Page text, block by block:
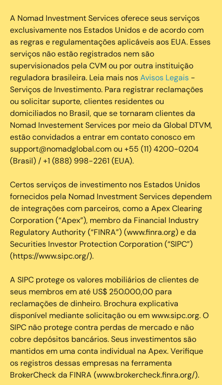
A Nomad Investment Services oferece seus serviços
exclusivamente nos Estados Unidos e de acordo com
as regras e regulamentações aplicáveis aos EUA. Esses
serviços não estão registrados nem são
supervisionados pela CVM ou por outra instituição
reguladora brasileira. Leia mais nosAvisos Legais -
Serviços de Investimento. Para registrar reclamações
ou solicitar suporte, clientes residentes ou
domiciliados no Brasil, que se tornaram clientes da
Nomad Investement Services por meio da Global DTVM,
estão convidados a entrar em contato conosco em
support@nomadglobal.com ou +55 (11) 4200-0204
(Brasil) / +1 (888) 998-2261 (EUA).
Certos serviços de investimento nos Estados Unidos
fornecidos pela Nomad Investment Services dependem
de integrações com parceiros, como a Apex Clearing
Corporation (“Apex”), membro da Financial Industry
Regulatory Authority (“FINRA”) (www.finra.org) e da
Securities Investor Protection Corporation (“SIPC”)
(https://www.sipc.org/).
A SIPC protege os valores mobiliários de clientes de
seus membros em até US$ 250.000,00 para
reclamações de dinheiro. Brochura explicativa
disponível mediante solicitação ou em www.sipc.org. O
SIPC não protege contra perdas de mercado e não
cobre depósitos bancários. Seus investimentos são
mantidos em uma conta individual na Apex. Verifique
os registros dessas empresas na ferramenta
BrokerCheck da FINRA (www.brokercheck.finra.org/).